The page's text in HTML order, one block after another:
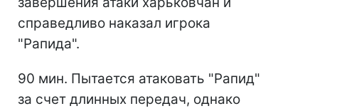
справедливо наказал игрока
"Рапида".
90 мин. Пытается атаковать "Рапид"
за счет длинных передач, однако